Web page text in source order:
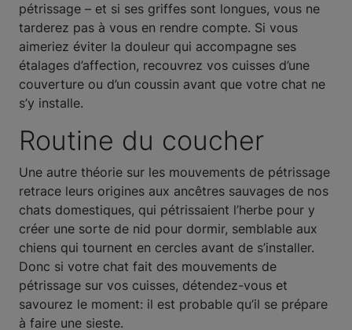
pétrissage – et si ses griffes sont longues, vous ne
tarderez pas à vous en rendre compte. Si vous
aimeriez éviter la douleur qui accompagne ses
étalages d’affection, recouvrez vos cuisses d’une
couverture ou d’un coussin avant que votre chat ne
s’y installe.
Routine du coucher
Une autre théorie sur les mouvements de pétrissage
retrace leurs origines aux ancêtres sauvages de nos
chats domestiques, qui pétrissaient l’herbe pour y
créer une sorte de nid pour dormir, semblable aux
chiens qui tournent en cercles avant de s’installer.
Donc si votre chat fait des mouvements de
pétrissage sur vos cuisses, détendez-vous et
savourez le moment: il est probable qu’il se prépare
à faire une sieste.